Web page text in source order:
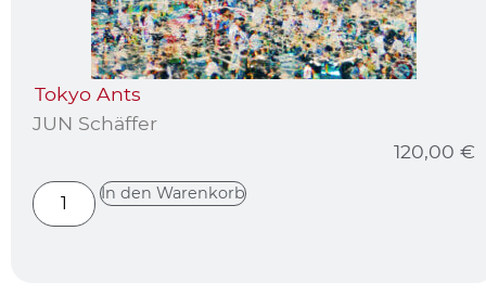
Tokyo Ants
JUN Schäffer
120,00 €
In den Warenkorb